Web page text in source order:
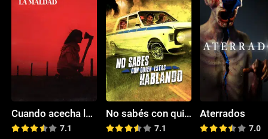
Cuando acecha la maldad
7.1
No sabés con quién estás hablando
7.1
Aterrados
7.0